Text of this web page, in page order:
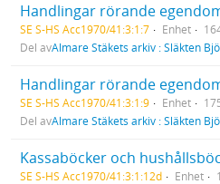
Handlingar rörande
SE S-HS Acc1970/41:3:1:7 Enhet
Del avAlmare Stäkets arkiv : Släkten
Handlingar rörande
SE S-HS Acc1970/41:3:1:9 Enhet
Del avAlmare Stäkets arkiv : Släkten
Kassaböcker och
SE S-HS Acc1970/41:3:1:12d Enhet